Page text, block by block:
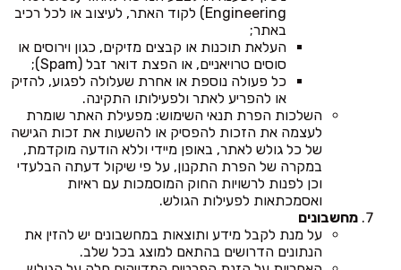
Engineering) לקוד האתר, לעיצוב או לכל רכיב
באתר;
העלאת תוכנות או קבצים מזיקים, כגון וירוסים או
סוסים טרויאניים, או הפצת דואר זבל (Spam);
כל פעולה נוספת או אחרת שעלולה לפגוע, להזיק
או להפריע לאתר ולפעילותו התקינה.
השלכות הפרת תנאי השימוש: מפעילת האתר שומרת
לעצמה את הזכות להפסיק או להשעות את זכות הגישה
של כל גולש לאתר, באופן מיידי וללא הודעה מוקדמת,
במקרה של הפרת התקנון, על פי שיקול דעתה הבלעדי
וכן לפנות לרשויות החוק המוסמכות עם ראיות
ואסמכתאות לפעילות הגולש.
מחשבונים
על מנת לקבל מידע ותוצאות במחשבונים יש להזין את
הנתונים הדרושים בהתאם למוצג בכל שלב.